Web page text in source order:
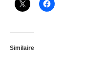
Similaire